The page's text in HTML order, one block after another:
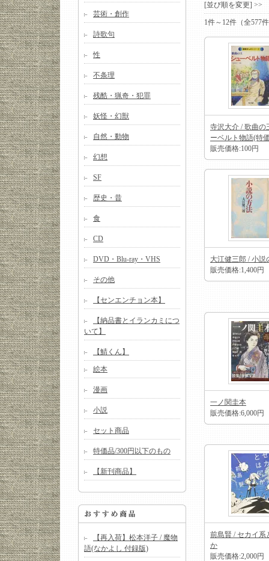
芸術・創作
詩歌句
性
不条理
残酷・猟奇・犯罪
妖怪・幻獣
自然・動物
幻想
SF
歴史・昔
食
CD
DVD・Blu-ray・VHS
その他
【センエンチョン本】
【納品書とイランカミにつ
いて】
【鯖くん】
絵本
漫画
小説
セット商品
特価品/300円以下のもの
【新刊商品】
【再入荷】松本洋子 / 魔物
語(なかよし 付録版)
[並び順を変更]
1件～12件（全
寺沢大介 / 歌曲の
ーベルト物語(特
販売価格:100円
大江健三郎 / 小説
販売価格:1,400円
一ノ関圭本
販売価格:6,000円
前島賢 / セカイ系
か
販売価格:2,000円